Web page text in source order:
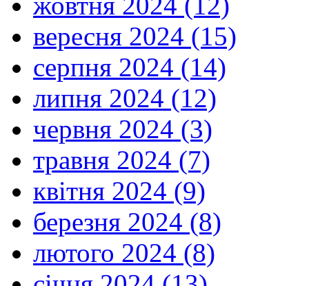
вересня 2024 (15)
серпня 2024 (14)
липня 2024 (12)
червня 2024 (3)
травня 2024 (7)
квітня 2024 (9)
березня 2024 (8)
лютого 2024 (8)